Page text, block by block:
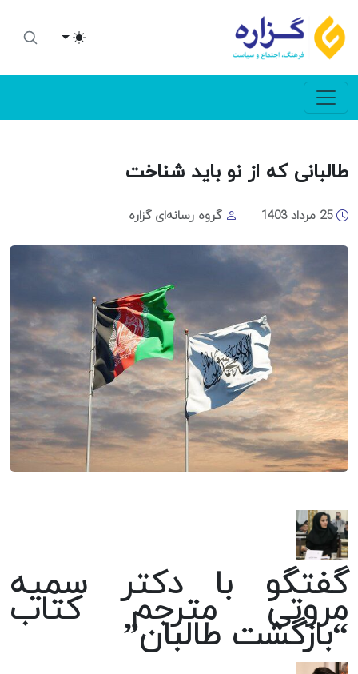
Toggle theme
طالبانی که از نو باید شناخت
25 مرداد 1403 گروه رسانه‌ای گزاره
گفتگو با دکتر سمیه
مروتی مترجم کتاب
“بازگشت طالبان”